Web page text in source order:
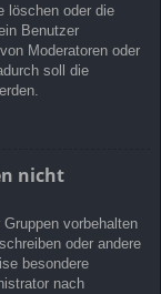
löschen oder die
Benutzer
Moderatoren oder
soll die
nicht
vorbehalten
oder andere
besondere
nach